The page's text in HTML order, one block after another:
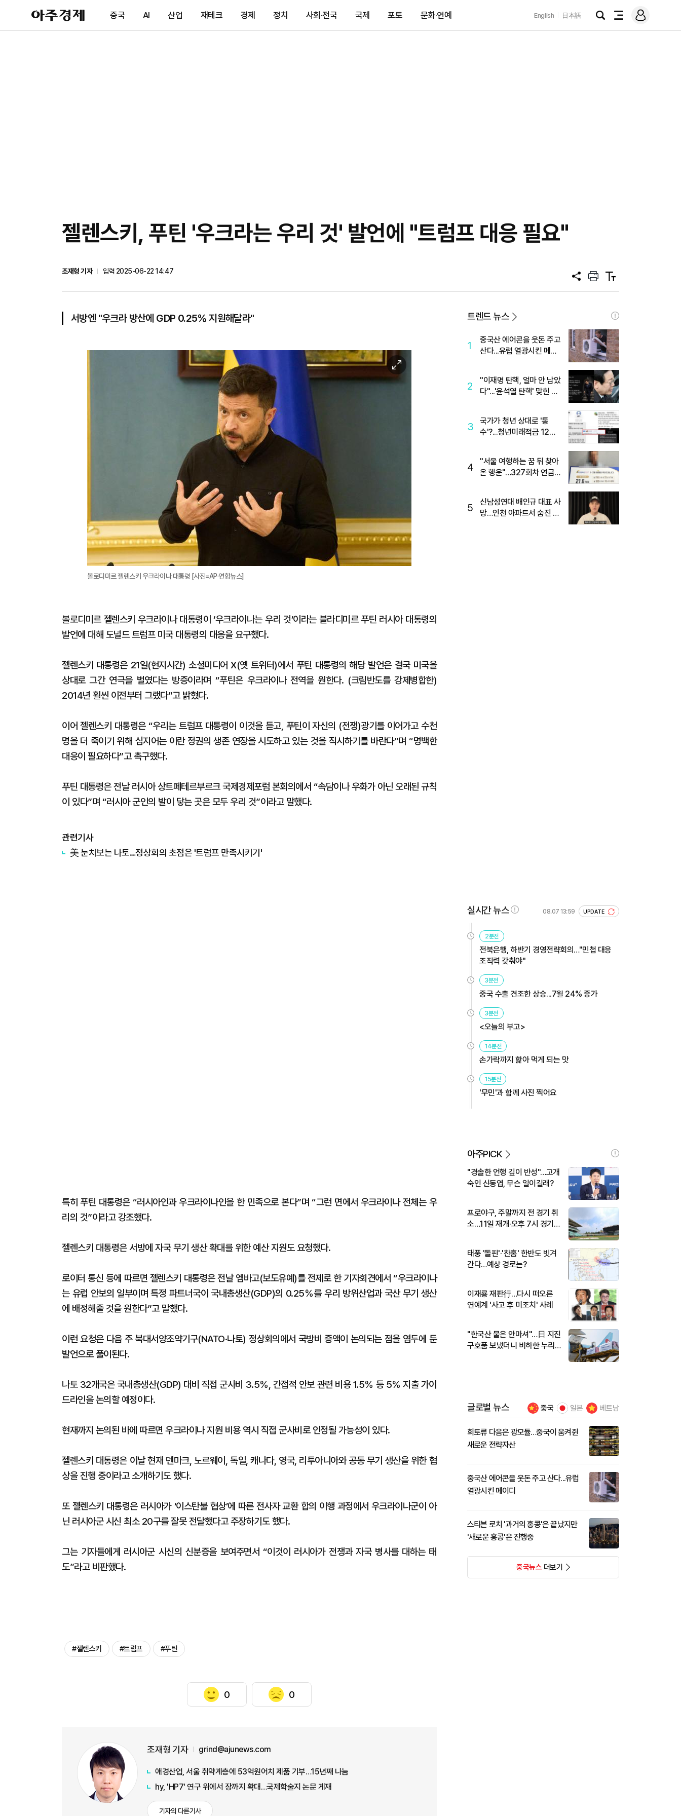
아
주
제
중국 AI 산업 재테크 경제 정치 사회·전국 국제 포토 문화·연예 English 日本語
검
전
메
그
젤렌스키, 푸틴 '우크라는 우리 것' 발언에 "트럼프 대응 필요"
조재형 기자
입력 2025-06-22 14:47
공
프
트
텍
트
서방엔 "우크라 방산에 GDP 0.25％ 지원해달라"
이
미
볼로디미르 젤렌스키 우크라이나 대통령 [사진=AP·연합뉴스]
볼로디미르 젤렌스키 우크라이나 대통령이 ‘우크라이나는 우리 것’이라는 블라디미르 푸틴 러시아 대통령의
발언에 대해 도널드 트럼프 미국 대통령의 대응을 요구했다.
젤렌스키 대통령은 21일(현지시간) 소셜미디어 X(옛 트위터)에서 푸틴 대통령의 해당 발언은 결국 미국을
상대로 그간 연극을 벌였다는 방증이라며 “푸틴은 우크라이나 전역을 원한다. (크림반도를 강제병합한)
2014년 훨씬 이전부터 그랬다”고 밝혔다.
이어 젤렌스키 대통령은 “우리는 트럼프 대통령이 이것을 듣고, 푸틴이 자신의 (전쟁)광기를 이어가고 수천
명을 더 죽이기 위해 심지어는 이란 정권의 생존 연장을 시도하고 있는 것을 직시하기를 바란다”며 “명백한
대응이 필요하다”고 촉구했다.
푸틴 대통령은 전날 러시아 상트페테르부르크 국제경제포럼 본회의에서 “속담이나 우화가 아닌 오래된 규칙
이 있다”며 “러시아 군인의 발이 닿는 곳은 모두 우리 것”이라고 말했다.
관련기사
美 눈치보는 나토…정상회의 초점은 '트럼프 만족시키기'
특히 푸틴 대통령은 “러시아인과 우크라이나인을 한 민족으로 본다”며 “그런 면에서 우크라이나 전체는 우
리의 것”이라고 강조했다.
젤렌스키 대통령은 서방에 자국 무기 생산 확대를 위한 예산 지원도 요청했다.
로이터 통신 등에 따르면 젤렌스키 대통령은 전날 엠바고(보도유예)를 전제로 한 기자회견에서 “우크라이나
는 유럽 안보의 일부이며 특정 파트너국이 국내총생산(GDP)의 0.25％를 우리 방위산업과 국산 무기 생산
에 배정해줄 것을 원한다”고 말했다.
이런 요청은 다음 주 북대서양조약기구(NATO·나토) 정상회의에서 국방비 증액이 논의되는 점을 염두에 둔
발언으로 풀이된다.
나토 32개국은 국내총생산(GDP) 대비 직접 군사비 3.5％, 간접적 안보 관련 비용 1.5％ 등 5％ 지출 가이
드라인을 논의할 예정이다.
현재까지 논의된 바에 따르면 우크라이나 지원 비용 역시 직접 군사비로 인정될 가능성이 있다.
젤렌스키 대통령은 이날 현재 덴마크, 노르웨이, 독일, 캐나다, 영국, 리투아니아와 공동 무기 생산을 위한 협
상을 진행 중이라고 소개하기도 했다.
또 젤렌스키 대통령은 러시아가 ‘이스탄불 협상’에 따른 전사자 교환 합의 이행 과정에서 우크라이나군이 아
닌 러시아군 시신 최소 20구를 잘못 전달했다고 주장하기도 했다.
그는 기자들에게 러시아군 시신의 신분증을 보여주면서 “이것이 러시아가 전쟁과 자국 병사를 대하는 태
도”라고 비판했다.
#젤렌스키 #트럼프 #푸틴
0 0
조재형 기자 grind@ajunews.com
애경산업, 서울 취약계층에 53억원어치 제품 기부…15년째 나눔
hy, 'HP7' 연구 위에서 장까지 확대…국제학술지 논문 게재
기자의 다른기사
트렌드 뉴스
1
중국산 에어콘을 웃돈 주고
산다...유럽 열광시킨 메이
2
"이재명 탄핵, 얼마 안 남았
다"...'윤석열 탄핵' 맞힌 무
3
국가가 청년 상대로 '통
수'?...청년미래적금 12%
4
"서울 여행하는 꿈 뒤 찾아
온 행운"…327회차 연금
5
신남성연대 배인규 대표 사
망…인천 아파트서 숨진 채
실시간 뉴스 08.07 13:59 UPDATE
2분전
전북은행, 하반기 경영전략회의…"민첩 대응
조직력 갖춰야"
3분전
중국 수출 견조한 상승...7월 24% 증가
3분전
<오늘의 부고>
14분전
손가락까지 핥아 먹게 되는 맛
15분전
'무민'과 함께 사진 찍어요
아주PICK
"경솔한 언행 깊이 반성"…고개
숙인 신동엽, 무슨 일이길래?
프로야구, 주말까지 전 경기 취
소…11일 재개·오후 7시 경기
태풍 '돌핀'·'찬홈' 한반도 빗겨
간다…예상 경로는?
이재룡 재판行…다시 떠오른
연예계 '사고 후 미조치' 사례
"한국산 물은 안마셔"…日 지진
구호품 보냈더니 비하한 누리
글로벌 뉴스 중국 일본 베트남
희토류 다음은 광모듈…중국이 움켜쥔
새로운 전략자산
중국산 에어콘을 웃돈 주고 산다...유럽
열광시킨 메이디
스티븐 로치 '과거의 홍콩'은 끝났지만
'새로운 홍콩'은 진행중
중국뉴스더보기